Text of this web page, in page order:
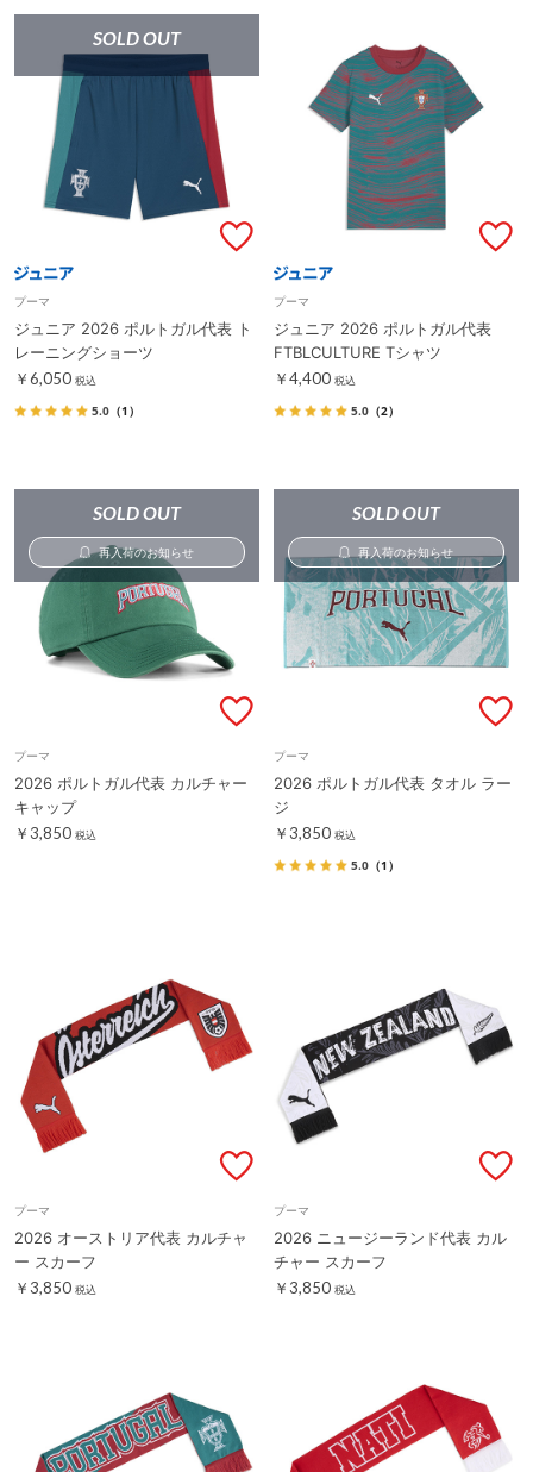
SOLD OUT
プーマ
ジュニア 2026 ポルトガル代表 ト
レーニングショーツ
￥6,050 税込
5.0 （1）
プーマ
ジュニア 2026 ポルトガル代表
FTBLCULTURE Tシャツ
￥4,400 税込
5.0 （2）
SOLD OUT
再入荷のお知らせ
プーマ
2026 ポルトガル代表 カルチャー
キャップ
￥3,850 税込
SOLD OUT
再入荷のお知らせ
プーマ
2026 ポルトガル代表 タオル ラー
ジ
￥3,850 税込
5.0 （1）
プーマ
2026 オーストリア代表 カルチャ
ー スカーフ
￥3,850 税込
プーマ
2026 ニュージーランド代表 カル
チャー スカーフ
￥3,850 税込